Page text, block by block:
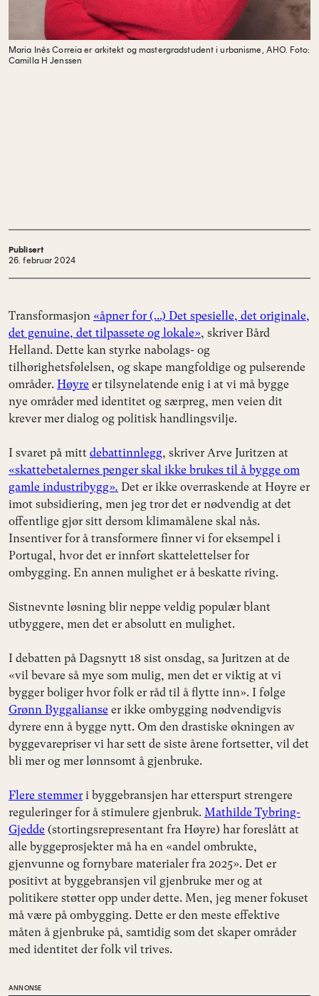
Maria Inês Correia er arkitekt og mastergradstudent i urbanisme, AHO. Foto:
Camilla H Jenssen
Publisert
26. februar 2024
Transformasjon «åpner for (...) Det spesielle, det originale,
det genuine, det tilpassete og lokale», skriver Bård
Helland. Dette kan styrke nabolags- og
tilhørighetsfølelsen, og skape mangfoldige og pulserende
områder. Høyre er tilsynelatende enig i at vi må bygge
nye områder med identitet og særpreg, men veien dit
krever mer dialog og politisk handlingsvilje.
I svaret på mitt debattinnlegg, skriver Arve Juritzen at
«skattebetalernes penger skal ikke brukes til å bygge om
gamle industribygg». Det er ikke overraskende at Høyre er
imot subsidiering, men jeg tror det er nødvendig at det
offentlige gjør sitt dersom klimamålene skal nås.
Insentiver for å transformere finner vi for eksempel i
Portugal, hvor det er innført skattelettelser for
ombygging. En annen mulighet er å beskatte riving.
Sistnevnte løsning blir neppe veldig populær blant
utbyggere, men det er absolutt en mulighet.
I debatten på Dagsnytt 18 sist onsdag, sa Juritzen at de
«vil bevare så mye som mulig, men det er viktig at vi
bygger boliger hvor folk er råd til å flytte inn». I følge
Grønn Byggalianse er ikke ombygging nødvendigvis
dyrere enn å bygge nytt. Om den drastiske økningen av
byggevarepriser vi har sett de siste årene fortsetter, vil det
bli mer og mer lønnsomt å gjenbruke.
Flere stemmer i byggebransjen har etterspurt strengere
reguleringer for å stimulere gjenbruk. Mathilde Tybring-
Gjedde (stortingsrepresentant fra Høyre) har foreslått at
alle byggeprosjekter må ha en «andel ombrukte,
gjenvunne og fornybare materialer fra 2025». Det er
positivt at byggebransjen vil gjenbruke mer og at
politikere støtter opp under dette. Men, jeg mener fokuset
må være på ombygging. Dette er den meste effektive
måten å gjenbruke på, samtidig som det skaper områder
med identitet der folk vil trives.
ANNONSE